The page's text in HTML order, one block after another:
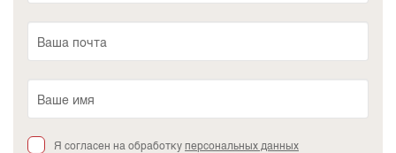
Я согласен на обработкуперсональных данных